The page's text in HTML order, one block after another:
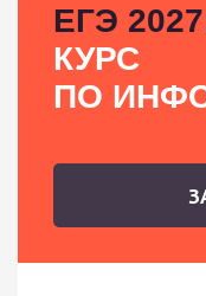
ЕГЭ
КУРС
ПО